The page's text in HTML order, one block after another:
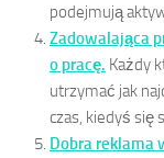
podejmują
Zadowalająca
o pracę. Każdy
utrzymać jak
czas, kiedyś się
Dobra reklama